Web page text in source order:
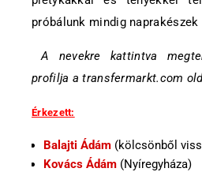
próbálunk mindig naprakészek
A nevekre kattintva
profilja a transfermarkt.com
Érkezett:
Balajti Ádám (kölcsönből
Kovács Ádám (Nyíregyháza)